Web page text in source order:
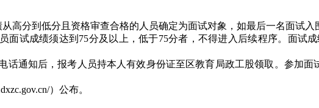
高分到低分且资格审查合格的人员确定为面试对象，如最后一名面试
试成绩须达到75分及以上，低于75分者，不得进入后续程序。面试
通知后，报考人员持本人有效身份证至区教育局政工股领取。参加面
）公布。